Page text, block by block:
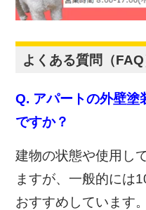
よくある質問（FAQ
Q. アパートの外壁塗
ですか？
建物の状態や使用し
ますが、一般的には
おすすめしています。